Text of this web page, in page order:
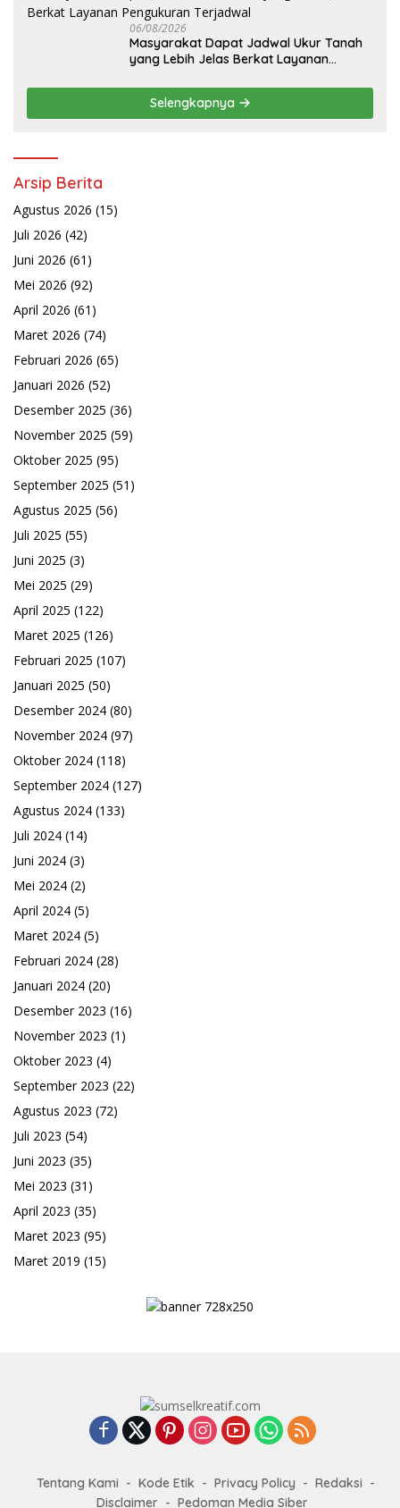
06/08/2026
Masyarakat Dapat Jadwal Ukur Tanah
yang Lebih Jelas Berkat Layanan
Selengkapnya
Arsip Berita
Agustus 2026 (15)
Juli 2026 (42)
Juni 2026 (61)
Mei 2026 (92)
April 2026 (61)
Maret 2026 (74)
Februari 2026 (65)
Januari 2026 (52)
Desember 2025 (36)
November 2025 (59)
Oktober 2025 (95)
September 2025 (51)
Agustus 2025 (56)
Juli 2025 (55)
Juni 2025 (3)
Mei 2025 (29)
April 2025 (122)
Maret 2025 (126)
Februari 2025 (107)
Januari 2025 (50)
Desember 2024 (80)
November 2024 (97)
Oktober 2024 (118)
September 2024 (127)
Agustus 2024 (133)
Juli 2024 (14)
Juni 2024 (3)
Mei 2024 (2)
April 2024 (5)
Maret 2024 (5)
Februari 2024 (28)
Januari 2024 (20)
Desember 2023 (16)
November 2023 (1)
Oktober 2023 (4)
September 2023 (22)
Agustus 2023 (72)
Juli 2023 (54)
Juni 2023 (35)
Mei 2023 (31)
April 2023 (35)
Maret 2023 (95)
Maret 2019 (15)
Tentang Kami Kode Etik Privacy Policy
Redaksi
Disclaimer
Pedoman Media Siber